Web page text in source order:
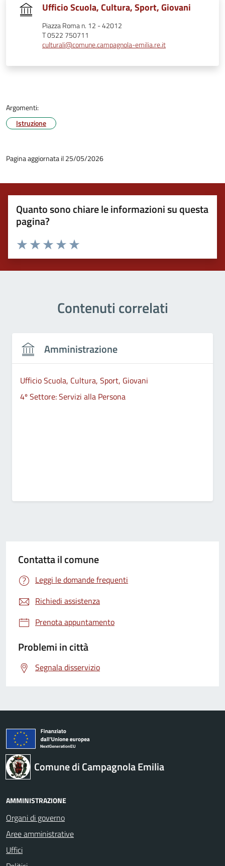
Ufficio Scuola, Cultura, Sport, Giovani
Piazza Roma n. 12 - 42012
T 0522 750711
culturali@comune.campagnola-emilia.re.it
Argomenti:
Istruzione
Pagina aggiornata il 25/05/2026
Quanto sono chiare le informazioni su questa
pagina?
Valuta 5 stelle su 5
Valuta 4 stelle su 5
Valuta 3 stelle su 5
Valuta 2 stelle su 5
Valuta 1 stelle su 5
Contenuti correlati
Amministrazione
Ufficio Scuola, Cultura, Sport, Giovani
4º Settore: Servizi alla Persona
Contatta il comune
Leggi le domande frequenti
Richiedi assistenza
Prenota appuntamento
Problemi in città
Segnala disservizio
Comune di Campagnola Emilia
AMMINISTRAZIONE
Organi di governo
Aree amministrative
Uffici